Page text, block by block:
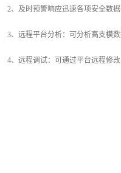
2、及时预警响应迅速各项安全数
3、远程平台分析：可分析高支模
4、远程调试：可通过平台远程修